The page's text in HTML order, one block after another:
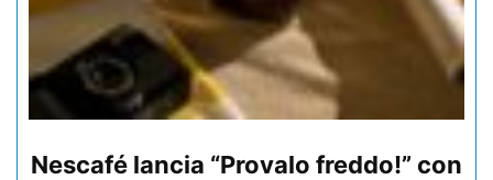
Nescafé lancia “Provalo freddo!” con